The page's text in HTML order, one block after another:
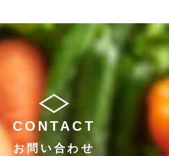
CONTACT
お問い合わせ